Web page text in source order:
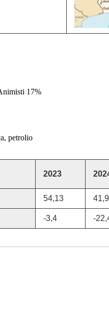
17%
petrolio
2023
54,13
-3,4 -